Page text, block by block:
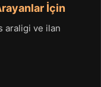
İçin
araligi ve ilan